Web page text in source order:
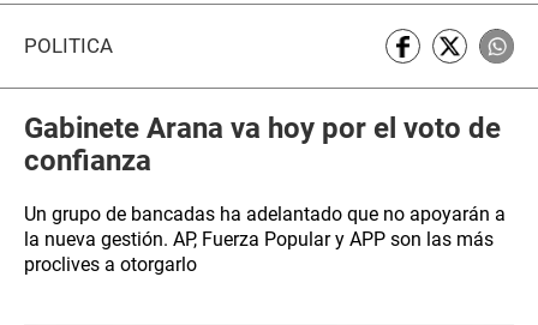
POLÍTICA
Gabinete Arana va hoy por el voto de
confianza
Un grupo de bancadas ha adelantado que no apoyarán a
la nueva gestión. AP, Fuerza Popular y APP son las más
proclives a otorgarlo